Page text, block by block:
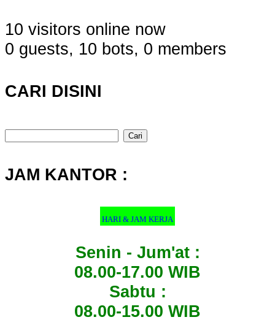
10 visitors online now
0 guests, 10 bots, 0 members
CARI DISINI
Cari
JAM KANTOR :
HARI & JAM KERJA
Senin - Jum'at :
08.00-17.00 WIB
Sabtu :
08.00-15.00 WIB